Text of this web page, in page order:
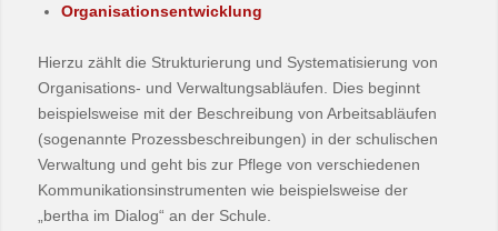
Organisationsentwicklung
Hierzu zählt die Strukturierung und Systematisierung von
Organisations- und Verwaltungsabläufen. Dies beginnt
beispielsweise mit der Beschreibung von Arbeitsabläufen
(sogenannte Prozessbeschreibungen) in der schulischen
Verwaltung und geht bis zur Pflege von verschiedenen
Kommunikationsinstrumenten wie beispielsweise der
„bertha im Dialog“ an der Schule.